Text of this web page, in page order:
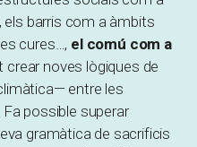
els barris com a àmbits
cures…, el comú com a
crear noves lògiques de
entre les
possible superar
gramàtica de sacrificis